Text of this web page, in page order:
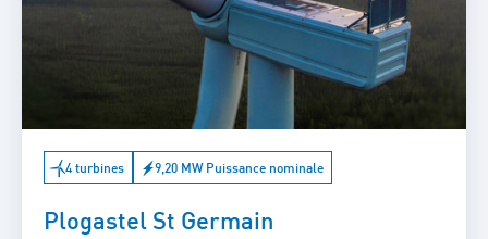
4 turbines 9,20 MW Puissance nominale
Plogastel St Germain